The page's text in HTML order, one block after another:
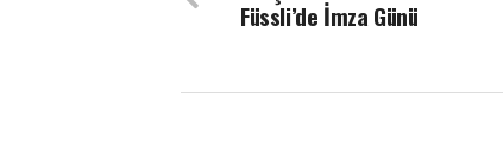
Füssli’de İmza Günü